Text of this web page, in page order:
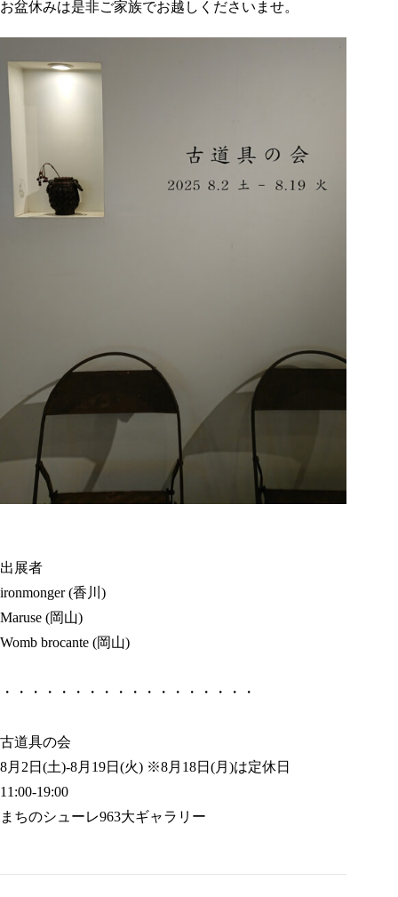
お盆休みは是非ご家族でお越しくださいませ。
出展者
ironmonger (香川)
Maruse (岡山)
Womb brocante (岡山)
・・・・・・・・・・・・・・・・・・
古道具の会
8月2日(土)-8月19日(火) ※8月18日(月)は定休日
11:00-19:00
まちのシューレ963大ギャラリー